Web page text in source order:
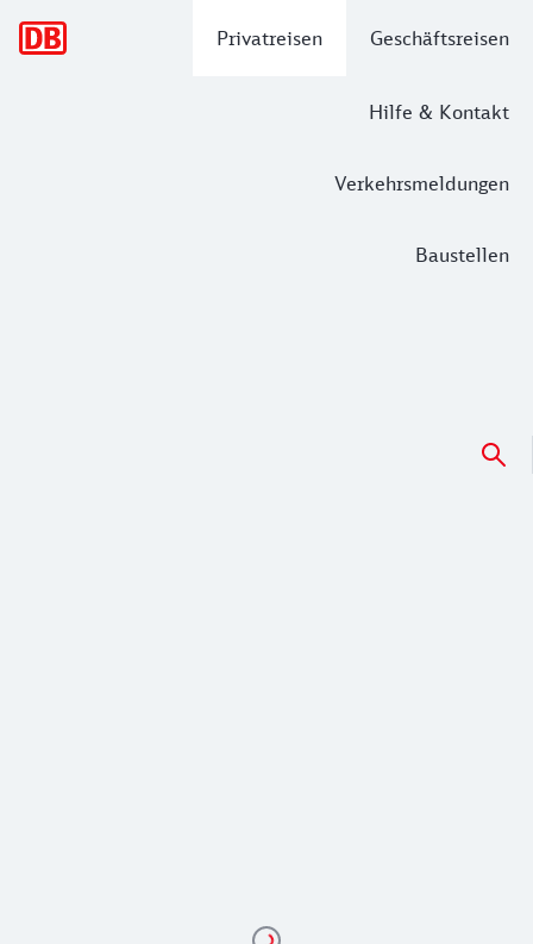
Privatreisen Geschäftsreisen
Hilfe & Kontakt
Verkehrsmeldungen
Baustellen